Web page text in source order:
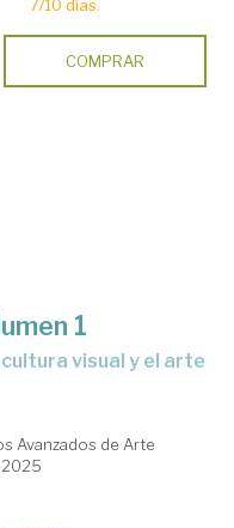
7/10 días.
COMPRAR
1
Avanzados de Arte
2025